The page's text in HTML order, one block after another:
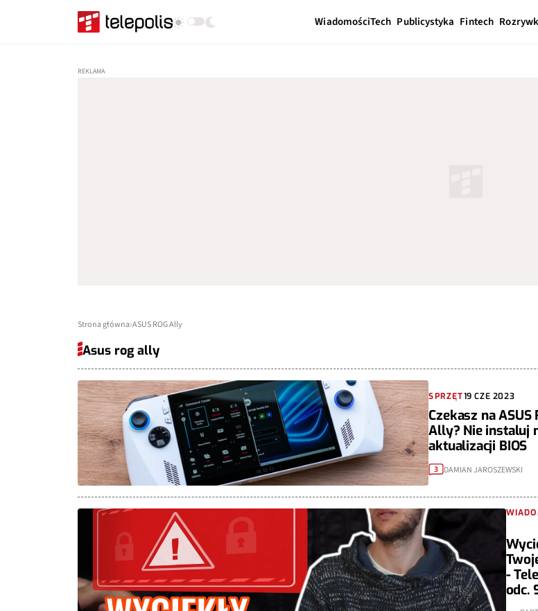
WiadomościTech Publicystyka Fintech
Strona główna ASUS ROG Ally
Asus rog ally
SPRZĘT19 CZE 2023
Czekasz na ASUS
Ally? Nie instaluj
aktualizacji BIOS
3 DAMIAN JAROSZEWSKI
-
odc.